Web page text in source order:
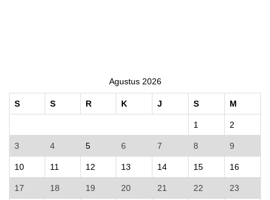
Agustus 2026
S S R K J S M
1 2
3 4 5 6 7 8 9
10 11 12 13 14 15 16
17 18 19 20 21 22 23